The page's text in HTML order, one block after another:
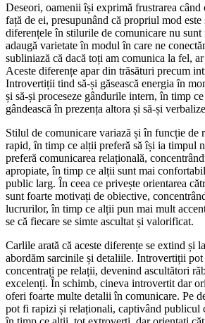
Deseori, oamenii își exprimă frustrarea
față de ei, presupunând că propriul mod este
diferențele în stilurile de comunicare nu
adaugă varietate în modul în care ne
subliniază că dacă toți am comunica la fel,
Aceste diferențe apar din trăsături precum
Introvertiții tind să-și găsească energia în
și să-și proceseze gândurile intern, în timp
gândească în prezența altora și să-și
Stilul de comunicare variază și în funcție
rapid, în timp ce alții preferă să își ia timpul
preferă comunicarea relațională,
apropiate, în timp ce alții sunt mai
public larg. În ceea ce privește orientarea
sunt foarte motivați de obiective,
lucrurilor, în timp ce alții pun mai mult
se că fiecare se simte ascultat și valorificat.
Carlile arată că aceste diferențe se extind și
abordăm sarcinile și detaliile. Introvertiții
concentrați pe relații, devenind ascultători
excelenți. În schimb, cineva introvertit dar
oferi foarte multe detalii în comunicare. Pe
pot fi rapizi și relaționali, captivând publicul